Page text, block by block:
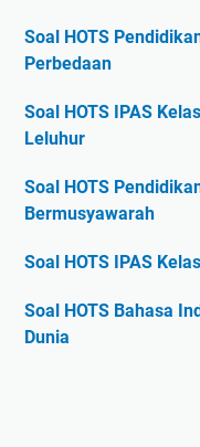
Soal HOTS
Perbedaan
Soal HOTS IPAS
Leluhur
Soal HOTS
Bermusyawarah
Soal HOTS IPAS
Soal HOTS Bahasa
Dunia